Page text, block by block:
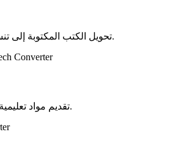
تحويل الكتب المكتوبة إلى تنسيقات الكلمات المنطوقة.
تقديم مواد تعليمية تفاعلية وموجهة بالصوت.